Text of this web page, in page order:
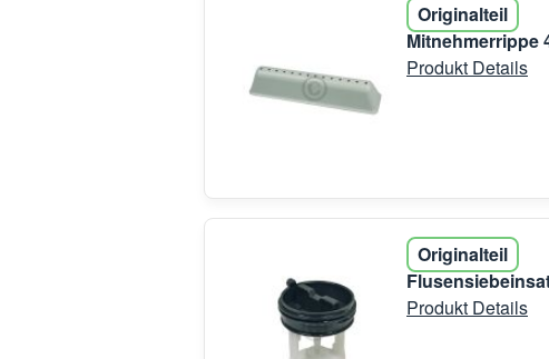
Originalteil
Mitnehmerrippe
Produkt Details
Originalteil
Produkt Details